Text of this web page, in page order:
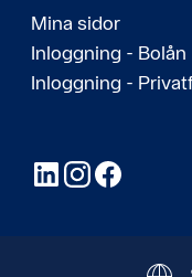
Mina sidor
Inloggning - Bolån
Inloggning -
LinkedInInstagram